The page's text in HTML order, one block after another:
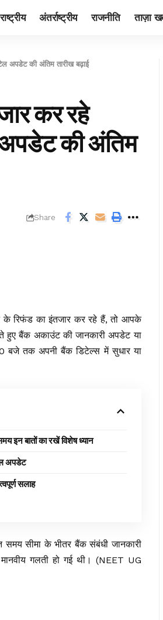
राष्ट्रीय अंतर्राष्ट्रीय राजनीति ताज़ा
अपडेट की अंतिम तारीख बढ़ाई
कर रहे
की अंतिम
Share
के रिफंड का इंतजार कर रहे हैं, तो आपके
हुए बैंक अकाउंट की जानकारी अपडेट या
बजे तक अपनी बैंक डिटेल्स में सुधार या
इन बातों का रखें विशेष ध्यान
अपडेट
सलाह
समय सीमा के भीतर बैंक संबंधी जानकारी
गलती हो गई थी। (NEET UG